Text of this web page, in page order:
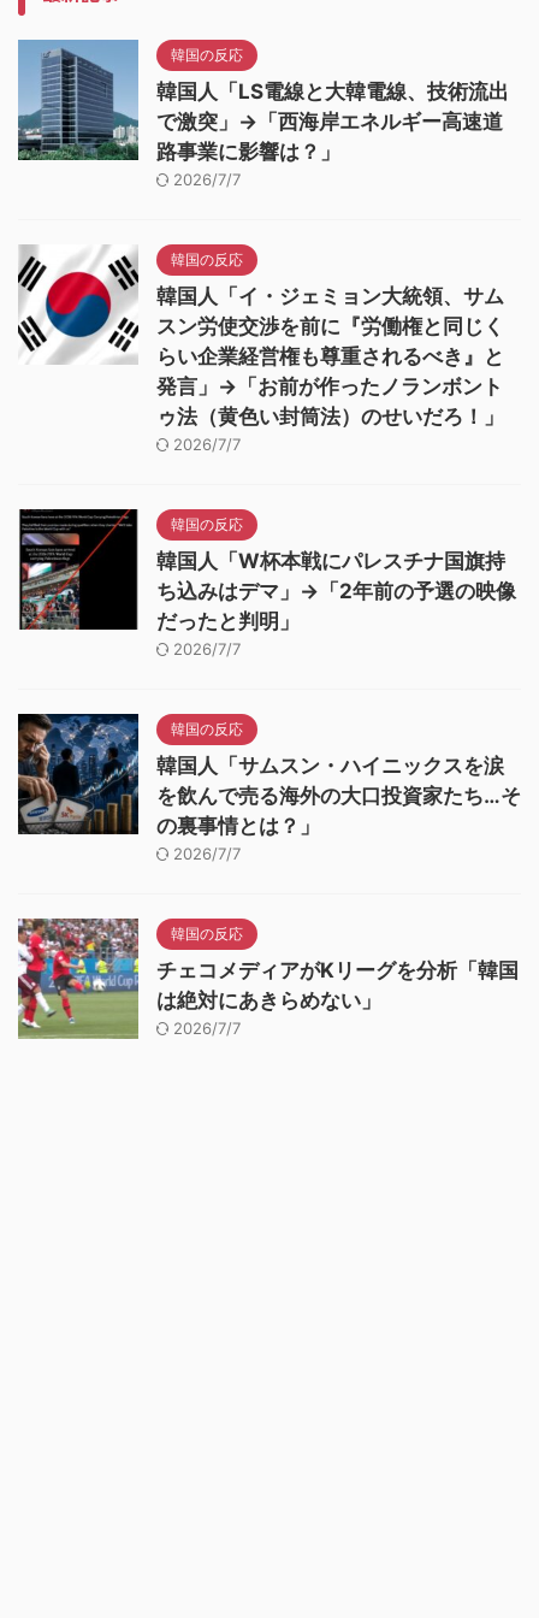
韓国の反応
韓国人「LS電線と大韓電線、技術流出
で激突」→「西海岸エネルギー高速道
路事業に影響は？」
2026/7/7
韓国の反応
韓国人「イ・ジェミョン大統領、サム
スン労使交渉を前に『労働権と同じく
らい企業経営権も尊重されるべき』と
発言」→「お前が作ったノランボント
ゥ法（黄色い封筒法）のせいだろ！」
2026/7/7
韓国の反応
韓国人「W杯本戦にパレスチナ国旗持
ち込みはデマ」→「2年前の予選の映像
だったと判明」
2026/7/7
韓国の反応
韓国人「サムスン・ハイニックスを涙
を飲んで売る海外の大口投資家たち…そ
の裏事情とは？」
2026/7/7
韓国の反応
チェコメディアがKリーグを分析「韓国
は絶対にあきらめない」
2026/7/7